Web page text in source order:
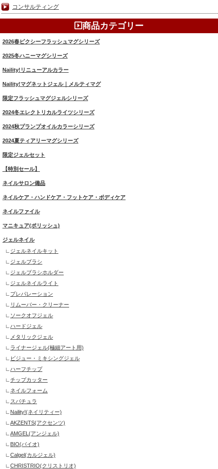
コンサルティング
商品カテゴリー
2026春ピクシーフラッシュマグシリーズ
2025冬ハニーマグシリーズ
Naility!リニューアルカラー
Naility!マグネットジェル｜メルティマグ
限定フラッシュマグジェルシリーズ
2024冬エレクトリカルライツシリーズ
2024秋プランプオイルカラーシリーズ
2024夏ティアリーマグシリーズ
限定ジェルセット
【特別セール】
ネイルサロン備品
ネイルケア・ハンドケア・フットケア・ボディケア
ネイルファイル
マニキュア(ポリッシュ)
ジェルネイル
ジェルネイルキット
ジェルブラシ
ジェルブラシホルダー
ジェルネイルライト
プレパレーション
リムーバー・クリーナー
ソークオフジェル
ハードジェル
メタリックジェル
ライナージェル(極細アート用)
ビジュー・ミキシングジェル
ハーフチップ
チップカッター
ネイルフォーム
スパチュラ
Naility!(ネイリティー)
AKZENTS(アクセンツ)
AMGEL(アンジェル)
BIO(バイオ)
Calgel(カルジェル)
CHRISTRIO(クリストリオ)